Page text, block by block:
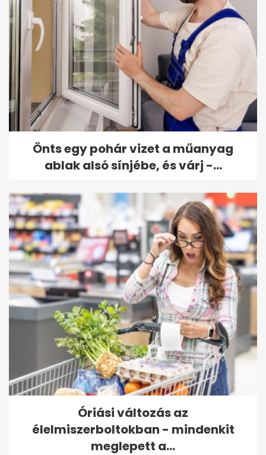
Önts egy pohár vizet a műanyag
ablak alsó sínjébe, és várj -...
Óriási változás az
élelmiszerboltokban - mindenkit
meglepett a...